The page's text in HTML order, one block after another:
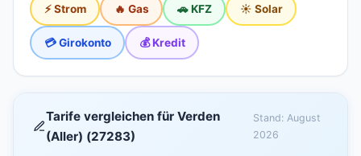
⚡ Strom 🔥 Gas 🚗 KFZ ☀️ Solar
💳 Girokonto 💰 Kredit
Tarife vergleichen für Verden
(Aller) (27283)
Stand: August
2026